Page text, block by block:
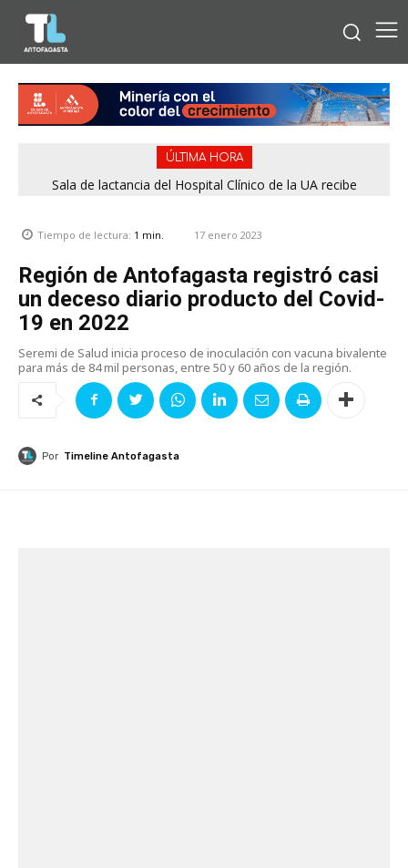
ÚLTIMA HORA
Sala de lactancia del Hospital Clínico de la UA recibe
Tiempo de lectura: 1 min. 17 enero 2023
Región de Antofagasta registró casi
un deceso diario producto del Covid-
19 en 2022
Seremi de Salud inicia proceso de inoculación con vacuna bivalente
para más de 84 mil personas, entre 50 y 60 años de la región.
Por Timeline Antofagasta